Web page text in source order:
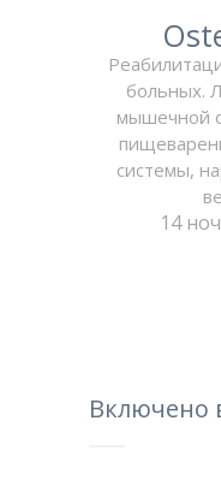
больных.
мышечной
системы,
14
Включено